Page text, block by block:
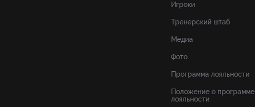
Игроки
Тренерский штаб
Медиа
Фото
Программа лояльности
Положение о программе
лояльности